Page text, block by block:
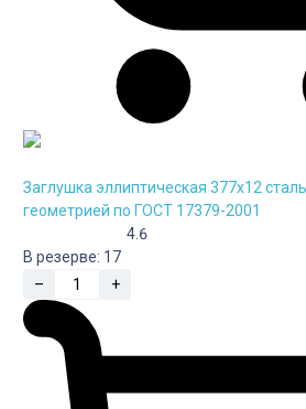
Заглушка эллиптическая 377х12
геометрией по ГОСТ 17379-2001
4.6
В резерве: 17
–
+